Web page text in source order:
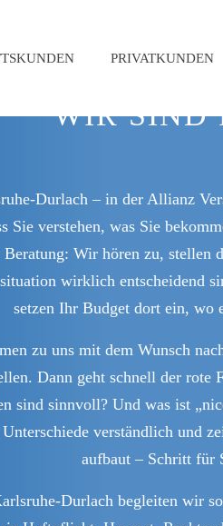
PRIVATKUNDEN
WIR SIND
Durlach – in der Allianz
verstehen, was Sie
Beratung: Wir hören zu,
wirklich entscheidend
setzen Ihr Budget dort ein, wo
zu uns mit dem Wunsch
Dann geht schnell der
sind sinnvoll? Und was ist
verständlich und
aufbaut – Schritt für
Durlach begleiten wir